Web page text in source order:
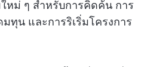
หม่ ๆ สำหรับการคิดค้น การ
ทุน และการริเริ่มโครงการ